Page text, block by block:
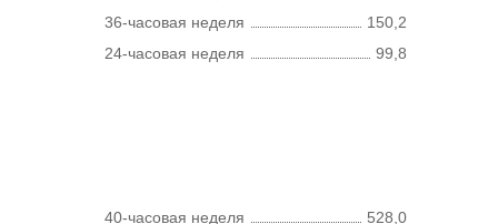
36-часовая неделя
150,2
24-часовая неделя
99,8
40-часовая неделя 528,0